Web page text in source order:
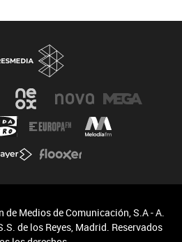
Medios de Comunicación, S.A - A.
de los Reyes, Madrid. Reservados